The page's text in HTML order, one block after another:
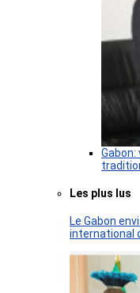
Gabon:
Les plus lus
Le Gabon
international